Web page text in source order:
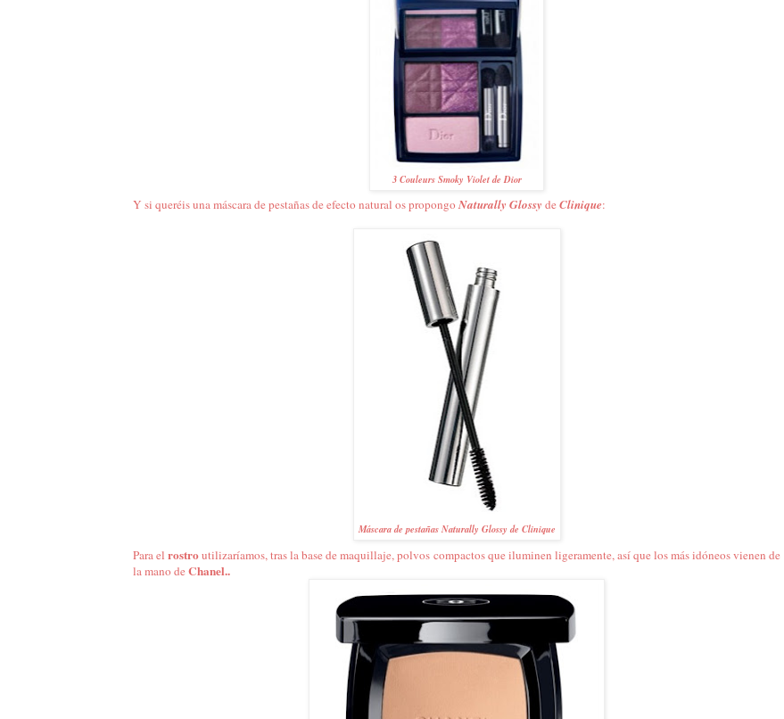
3 Couleurs Smoky Violet de Dior
Y si queréis una máscara de pestañas de efecto natural os propongoNaturally Glossy deClinique:
Máscara de pestañas Naturally Glossy de Clinique
Para el rostroutilizaríamos, tras la base de maquillaje, polvos compactos que iluminen ligeramente, así que los más idóneos vienen de
la mano deChanel..